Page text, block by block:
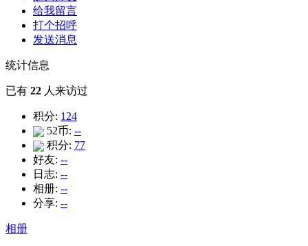
给我留言
打个招呼
发送消息
统计信息
已有 22 人来访过
积分: 124
52币: --
积分: 77
好友: --
日志: --
相册: --
分享: --
相册